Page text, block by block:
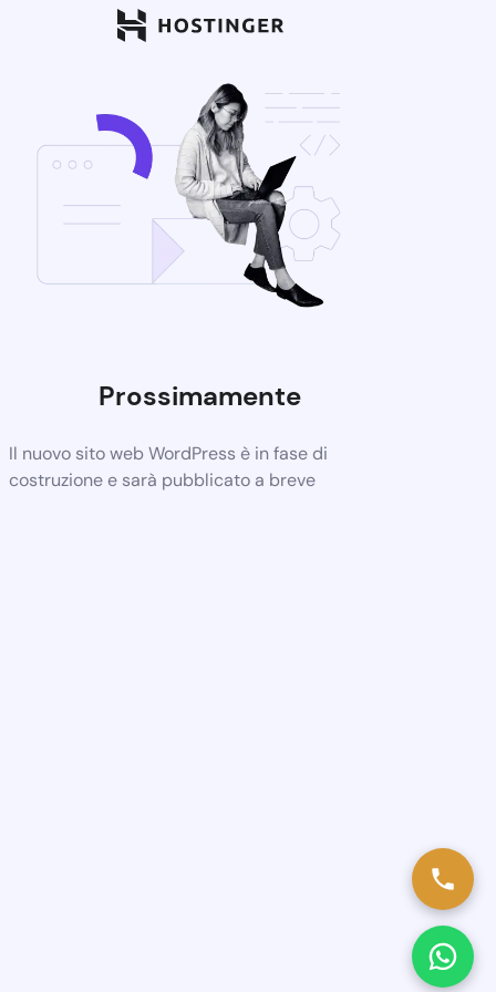
Prossimamente
Il nuovo sito web WordPress è in fase di
costruzione e sarà pubblicato a breve